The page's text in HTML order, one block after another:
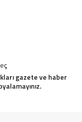
gazete ve haber